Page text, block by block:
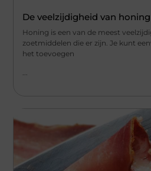
De veelzijdigheid van honing
Honing is een van de meest
zoetmiddelen die er zijn. Je kunt
het toevoegen
...